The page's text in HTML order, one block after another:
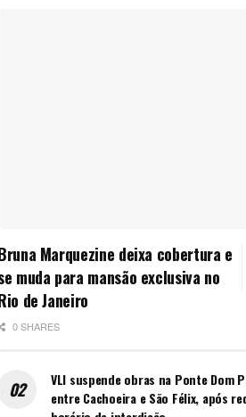
Marquezine deixa cobertura e
muda para mansão exclusiva no
de Janeiro
0 SHARES
VLI suspende obras na Ponte Dom
entre Cachoeira e São Félix, após